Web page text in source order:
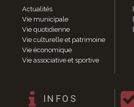
Délibérations 2011
Délibérations 2010
Délibérations 2009
Délibérations 2008
Agenda réunions publiques
Marchés publics
Vie quotidienne
Actualités
Vie municipale
Vie quotidienne
Vie culturelle et patrimoine
Vie économique
Vie associative et sportive
INFOS